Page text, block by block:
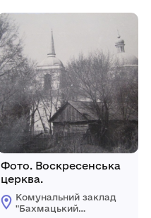
Фото. Воскресенська
церква.
Комунальний заклад
"Бахмацький